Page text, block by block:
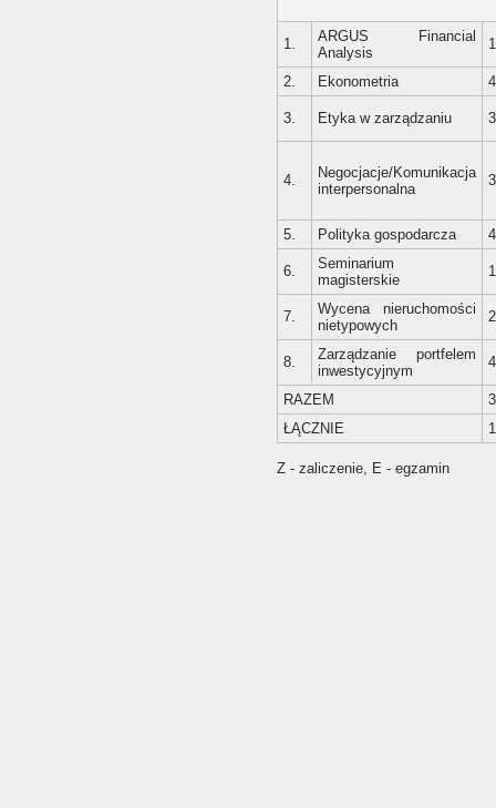
1.
ARGUS Financial
Analysis
1
2. Ekonometria 4
3. Etyka w zarządzaniu 3
4.
Negocjacje/Komunikacja
interpersonalna
3
5. Polityka gospodarcza 4
6.
Seminarium
magisterskie
7.
Wycena nieruchomości
nietypowych
2
8.
Zarządzanie portfelem
inwestycyjnym
4
RAZEM
ŁĄCZNIE
Z - zaliczenie, E - egzamin